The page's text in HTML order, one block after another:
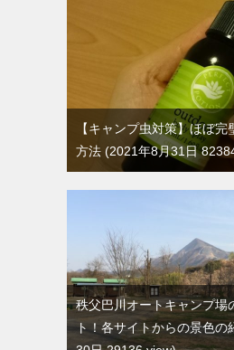
【キャンプ虫対策】ほぼ
方法
2021年8月31日
秩父巴川オートキャンプ場
ト！各サイトからの景色の